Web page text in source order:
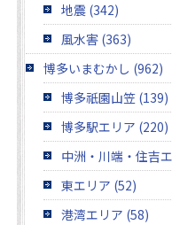
地震 (342)
風水害 (363)
博多いまむかし (962)
博多祇園山笠 (139)
博多駅エリア (220)
中洲・川端・住吉
東エリア (52)
港湾エリア (58)